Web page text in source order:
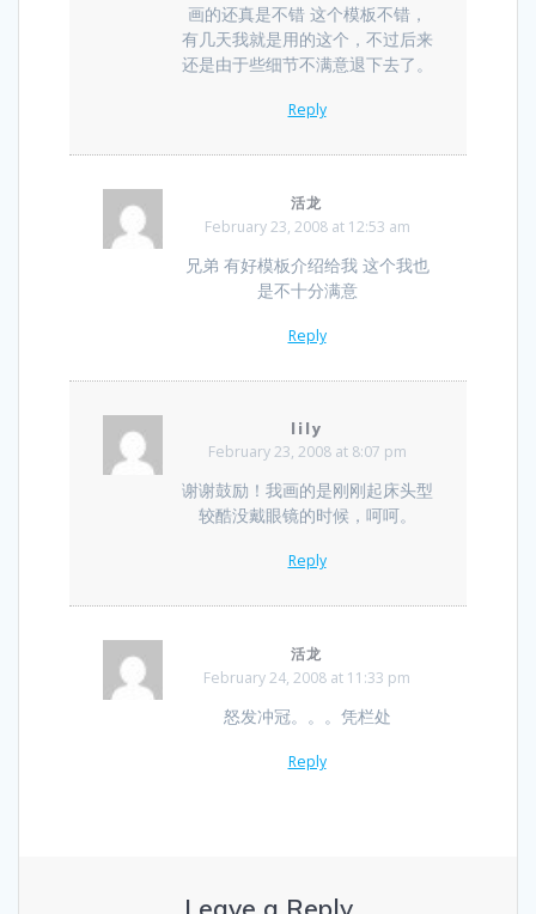
画的还真是不错 这个模板不错，
有几天我就是用的这个，不过后来
还是由于些细节不满意退下去了。
Reply
活龙
February 23, 2008 at 12:53 am
兄弟 有好模板介绍给我 这个我也
是不十分满意
Reply
lily
February 23, 2008 at 8:07 pm
谢谢鼓励！我画的是刚刚起床头型
较酷没戴眼镜的时候，呵呵。
Reply
活龙
February 24, 2008 at 11:33 pm
怒发冲冠。。。凭栏处
Reply